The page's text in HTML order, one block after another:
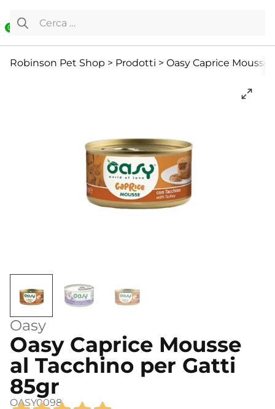
0
Ricerca per:
Robinson Pet Shop > Prodotti > Oasy Caprice
Oasy
Oasy Caprice Mousse
al Tacchino per Gatti
85gr
OASY0098